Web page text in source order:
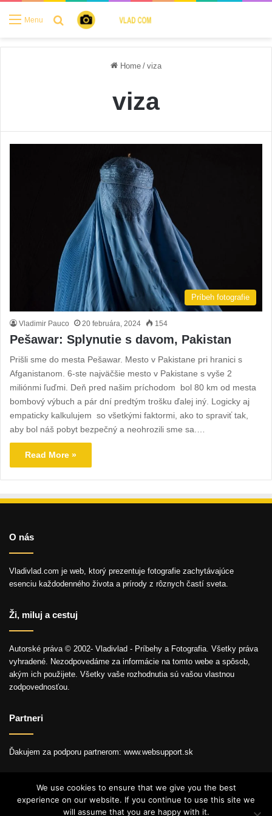
Menu Search for
Home / viza
viza
Príbeh fotografie
Vladimir Pauco 20 februára, 2024 154
Pešawar: Splynutie s davom, Pakistan
Prišli sme do mesta Pešawar. Mesto v Pakistane pri hranici s
Afganistanom. 6-ste najväčšie mesto v Pakistane s vyše 2
miliónmi ľuďmi. Deň pred našim príchodom bol 80 km od mesta
bombový výbuch a pár dní predtým trošku ďalej iný. Logicky aj
empaticky kalkulujem so všetkými faktormi, ako to spraviť tak,
aby bol náš pobyt bezpečný a neohrozili sme sa.…
Read More »
O nás
Vladivlad.com je web, ktorý prezentuje fotografie zachytávajúce
esenciu každodenného života a prírody z rôznych častí sveta.
Ži, miluj a cestuj
Autorské práva © 2002- Vladivlad - Príbehy a Fotografia. Všetky práva
vyhradené. Nezodpovedáme za informácie na tomto webe a spôsob,
akým ich použijete. Všetky vaše rozhodnutia sú vašou vlastnou
zodpovednosťou.
Partneri
Ďakujem za podporu partnerom: www.websupport.sk
© Autorské práva2026, Všetky práva vyhradené.
We use cookies to ensure that we give you the best
experience on our website. If you continue to use this site we
will assume that you are happy with it.